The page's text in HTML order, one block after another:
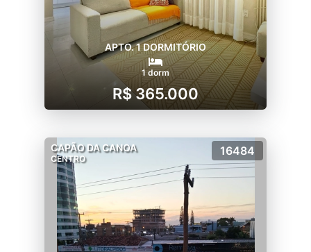
APTO. 1 DORMITÓRIO
1 dorm
R$ 365.000
CAPÃO DA CANOA
CENTRO
16484